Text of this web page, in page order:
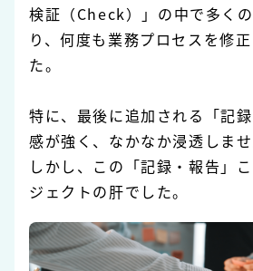
検証（Check）」の中で多く
り、何度も業務プロセスを修
た。
特に、最後に追加される「記
感が強く、なかなか浸透しませ
しかし、この「記録・報告」
ジェクトの肝でした。